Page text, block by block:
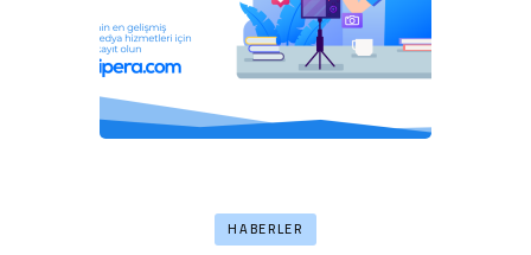
HABERLER